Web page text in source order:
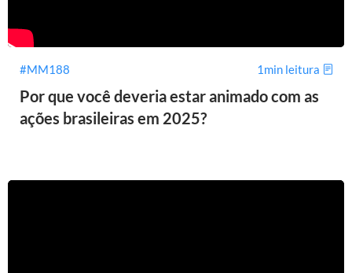
#MM188 1min leitura
Por que você deveria estar animado com as
ações brasileiras em 2025?